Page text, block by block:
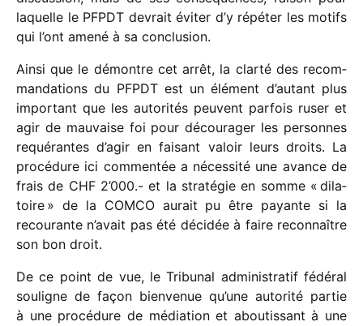
laquelle le PFPDT devrait éviter d’y répé­ter les motifs
qui l’ont amené à sa conclusion.
Ainsi que le démontre cet arrêt, la clarté des recom­
man­da­tions du PFPDT est un élément d’autant plus
impor­tant que les auto­ri­tés peuvent parfois ruser et
agir de mauvaise foi pour décou­ra­ger les personnes
requé­rantes d’agir en faisant valoir leurs droits. La
procé­dure ici commen­tée a néces­sité une avance de
frais de CHF 2’000.- et la stra­té­gie en somme « dila­
toire » de la COMCO aurait pu être payante si la
recou­rante n’avait pas été déci­dée à faire recon­naître
son bon droit.
De ce point de vue, le Tribunal admi­nis­tra­tif fédé­ral
souligne de façon bien­ve­nue qu’une auto­rité partie
à une procé­dure de média­tion et abou­tis­sant à une